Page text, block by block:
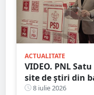
ACTUALITATE
VIDEO. PNL
site de știri din
liberali care au
8 iulie 2026